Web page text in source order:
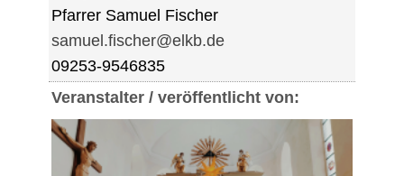
Pfarrer Samuel Fischer
samuel.fischer@elkb.de
09253-9546835
Veranstalter / veröffentlicht von: